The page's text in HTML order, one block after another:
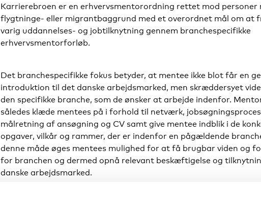
Karrierebroen er en erhvervsmentorordning rettet mod personer
flygtninge- eller migrantbaggrund med et overordnet mål om at
varig uddannelses- og jobtilknytning gennem branchespecifikke
erhvervsmentorforløb.
Det branchespecifikke fokus betyder, at mentee ikke blot får en
introduktion til det danske arbejdsmarked, men skræddersyet
den specifikke branche, som de ønsker at arbejde indenfor.
således klæde mentees på i forhold til netværk,
målretning af ansøgning og CV samt give mentee indblik i de
opgaver, vilkår og rammer, der er indenfor en pågældende
denne måde øges mentees mulighed for at få brugbar viden og
for branchen og dermed opnå relevant beskæftigelse og
danske arbejdsmarked.